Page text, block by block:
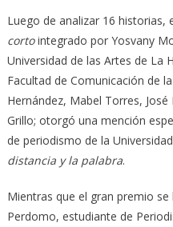
Luego de analizar 16 historias,
cortointegrado por Yosvany
Universidad de las Artes de La
Facultad de Comunicación de
Hernández, Mabel Torres,
Grillo; otorgó una mención
de periodismo de la
distancia y la palabra.
Mientras que el gran premio
Perdomo, estudiante de